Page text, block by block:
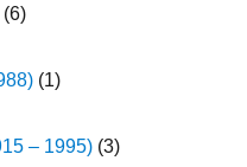
(6)
(1)
– 1995) (3)